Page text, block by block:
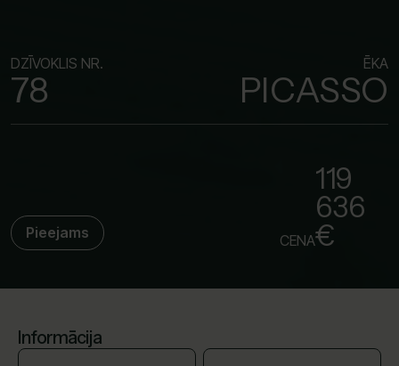
DZĪVOKLIS NR.
78
ĒKA
PICASSO
Pieejams CENA
119
636
€
Informācija